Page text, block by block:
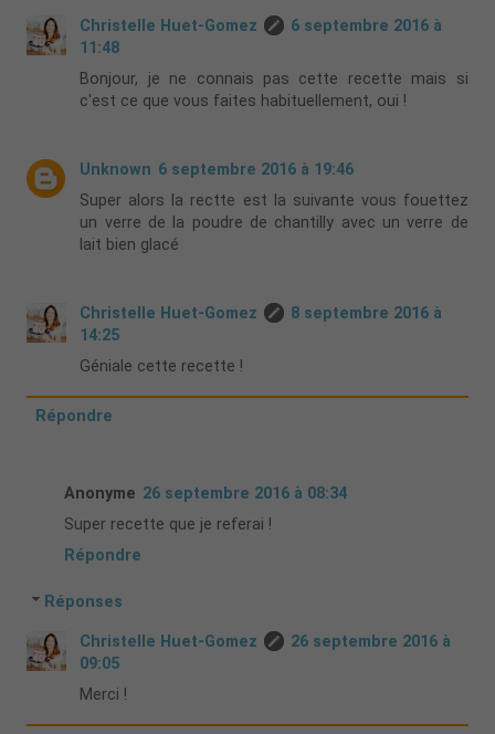
Christelle Huet-Gomez
6 septembre 2016 à
11:48
Bonjour, je ne connais pas cette recette mais si
c'est ce que vous faites habituellement, oui !
Unknown 6 septembre 2016 à 19:46
Super alors la rectte est la suivante vous fouettez
un verre de la poudre de chantilly avec un verre de
lait bien glacé
Christelle Huet-Gomez
8 septembre 2016 à
14:25
Géniale cette recette !
Répondre
Anonyme 26 septembre 2016 à 08:34
Super recette que je referai !
Répondre
Réponses
Christelle Huet-Gomez
26 septembre 2016 à
09:05
Merci !